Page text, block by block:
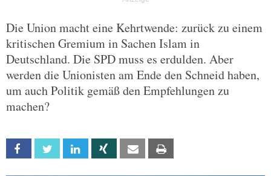
Die Union macht eine Kehrtwende: zurück zu einem
kritischen Gremium in Sachen Islam in
Deutschland. Die SPD muss es erdulden. Aber
werden die Unionisten am Ende den Schneid haben,
um auch Politik gemäß den Empfehlungen zu
machen?
Facebook Twitter Linkedin Xing Email